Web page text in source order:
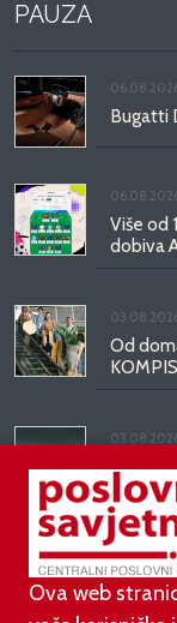
PAUZA
Bugatti
Više od
dobiva
Od
Kineski
kilometara
Ova web